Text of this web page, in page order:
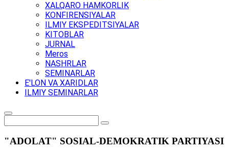
XALQARO HAMKORLIK
KONFIRENSIYALAR
ILMIY EKSPEDITSIYALAR
KITOBLAR
JURNAL
Meros
NASHRLAR
SEMINARLAR
E'LON VA XARIDLAR
ILMIY SEMINARLAR
"ADOLAT" SOSIAL-DEMOKRATIK PARTIYASI